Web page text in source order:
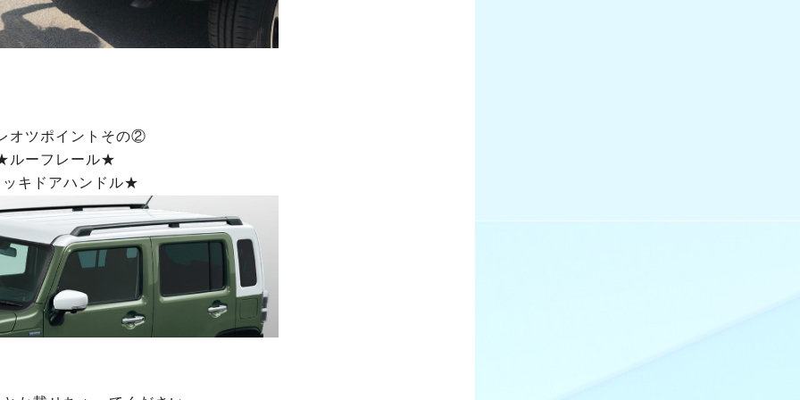
オツポイントその②
ルーフレール★
キドアハンドル★